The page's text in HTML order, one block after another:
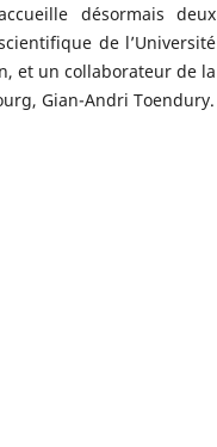
désormais deux
de l’Université
et un collaborateur de la
Gian-Andri Toendury.